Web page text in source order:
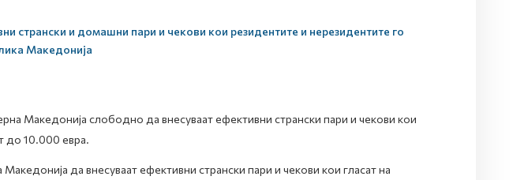
странски и домашни пари и чекови кои резидентите и нерезидентите го
Македонија
Македонија слободно да внесуваат ефективни странски пари и чекови кои
до 10.000 евра.
да внесуваат ефективни странски пари и чекови кои гласат на